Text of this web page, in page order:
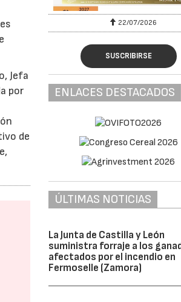
Jefa
por
de
22/07/2026
SUSCRIBIRSE
ENLACES DESTACADOS
ÚLTIMAS NOTICIAS
La Junta de Castilla y León
suministra forraje a los
afectados por el incendio en
Fermoselle (Zamora)